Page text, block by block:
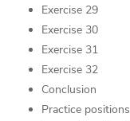
Exercise 29
Exercise 30
Exercise 31
Exercise 32
Conclusion
Practice positions